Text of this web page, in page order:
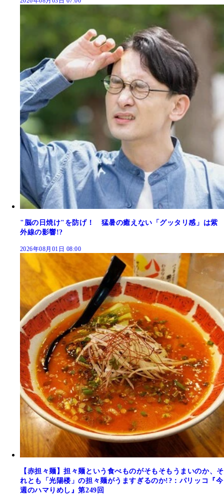
"脳の日焼け"を防げ！ 猛暑の癒えない「グッタリ感」は紫
外線の影響!?
2026年08月01日 08:00
【赤担々麺】担々麺という食べものがそもそもうまいのか、そ
れとも「光陽楼」の担々麺がうますぎるのか!?：パリッコ『今
週のハマりめし』第249回